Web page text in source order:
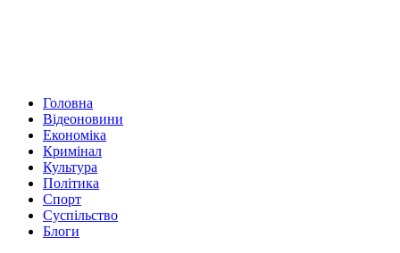
Головна
Відеоновини
Економіка
Кримінал
Культура
Політика
Спорт
Суспільство
Блоги